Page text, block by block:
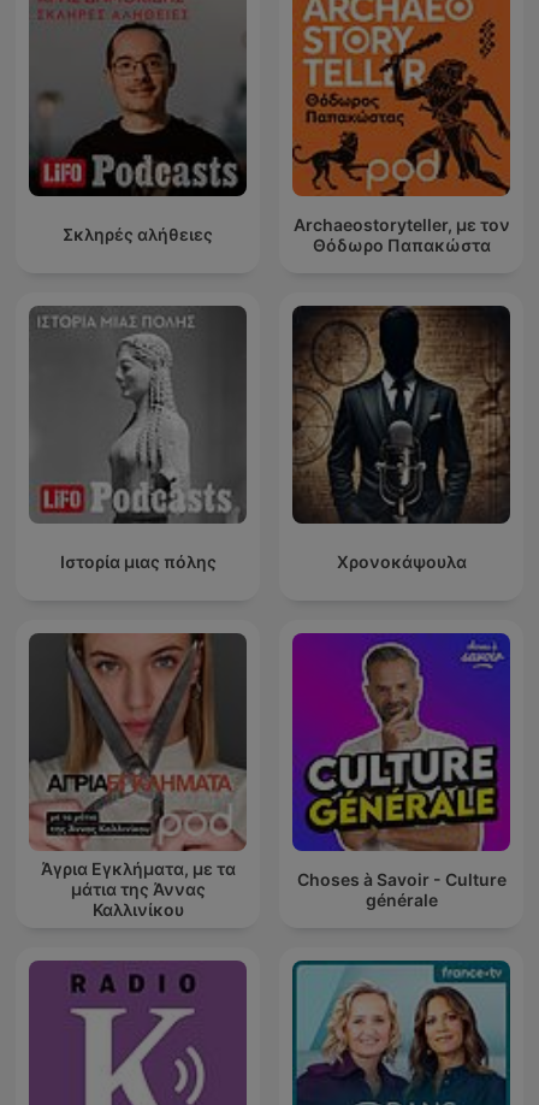
Σκληρές αλήθειες
Archaeostoryteller, με τον
Θόδωρο Παπακώστα
Ιστορία μιας πόλης Χρονοκάψουλα
Άγρια Εγκλήματα, με τα
μάτια της Άννας
Καλλινίκου
Choses à Savoir - Culture
générale